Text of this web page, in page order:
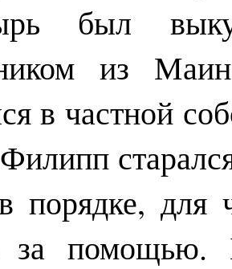
был
из
в частной
порядке,
за помощью.